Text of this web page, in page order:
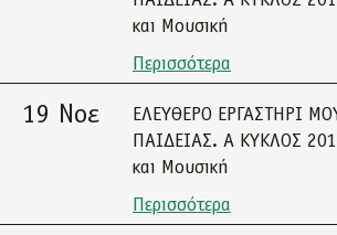
και Μουσική
Περισσότερα
19 Νοε
ΕΛΕΥΘΕΡΟ ΕΡΓΑΣΤΗΡΙ
ΠΑΙΔΕΙΑΣ. A ΚΥΚΛΟΣ
και Μουσική
Περισσότερα